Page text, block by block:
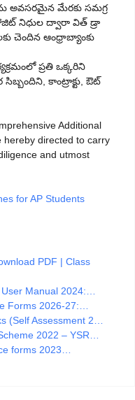
అవసరమైన మేరకు సమగ్ర
నిధుల ద్వారా విత్ డ్రా
చెందిన ఆంధ్రాబ్యాంకు
ప్రతి ఒక్కరిని
కాంట్రాక్టు, ఔట్
Additional
hereby directed to carry
and utmost
for AP Students
PDF | Class
User Manual 2024:…
Forms 2026-27:…
(Self Assessment 2…
2022 – YSR…
forms 2023…